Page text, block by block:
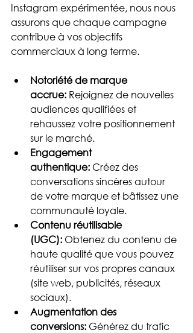
Instagram expérimentée, nous nous
assurons que chaque campagne
contribue à vos objectifs
commerciaux à long terme.
Notoriété de marque
accrue: Rejoignez de nouvelles
audiences qualifiées et
rehaussez votre positionnement
sur le marché.
Engagement
authentique: Créez des
conversations sincères autour
de votre marque et bâtissez une
communauté loyale.
Contenu réutilisable
(UGC): Obtenez du contenu de
haute qualité que vous pouvez
réutiliser sur vos propres canaux
(site web, publicités, réseaux
sociaux).
Augmentation des
conversions: Générez du trafic